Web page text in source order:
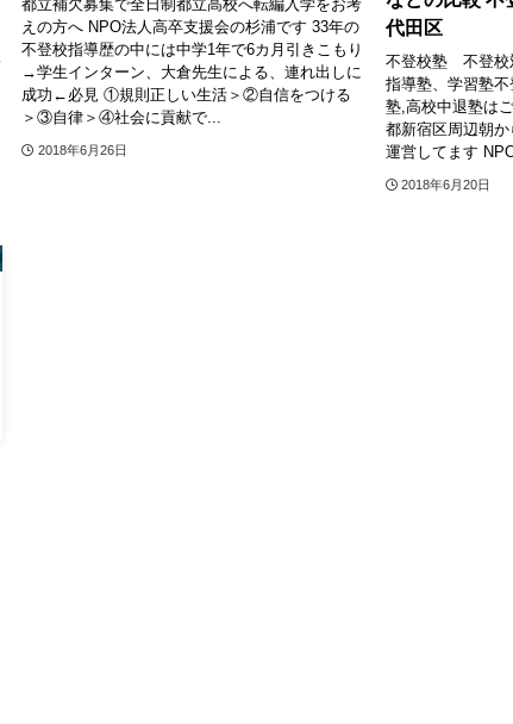
都立補欠募集で全日制都立高校へ転編入学をお考
えの方へ NPO法人高卒支援会の杉浦です 33年の
不登校指導歴の中には中学1年で6カ月引きこもり
→学生インターン、大倉先生による、連れ出しに
成功←必見 ①規則正しい生活＞②自信をつける
＞③自律＞④社会に貢献で...
2018年6月26日
代田区
不登校塾 不登校
指導塾、学習塾
塾,高校中退塾は
都新宿区周辺朝
運営してます
2018年6月20日